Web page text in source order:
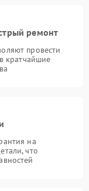
ремонт
провести
кратчайшие
на
что